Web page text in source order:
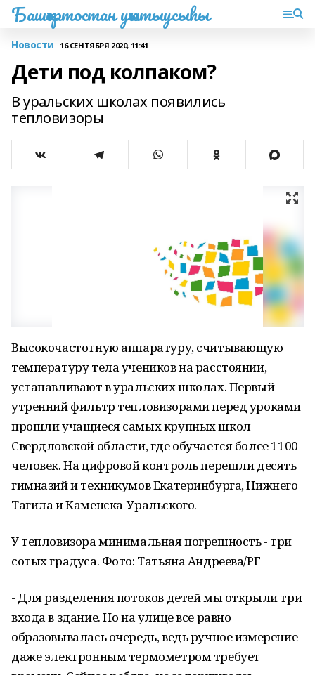
Башҡортостан уҡытыусыһы
Новости 16 СЕНТЯБРЯ 2020, 11:41
Дети под колпаком?
В уральских школах появились
тепловизоры
Высокочастотную аппаратуру, считывающую
температуру тела учеников на расстоянии,
устанавливают в уральских школах. Первый
утренний фильтр тепловизорами перед уроками
прошли учащиеся самых крупных школ
Свердловской области, где обучается более 1100
человек. На цифровой контроль перешли десять
гимназий и техникумов Екатеринбурга, Нижнего
Тагила и Каменска-Уральского.
У тепловизора минимальная погрешность - три
сотых градуса. Фото: Татьяна Андреева/РГ
- Для разделения потоков детей мы открыли три
входа в здание. Но на улице все равно
образовывалась очередь, ведь ручное измерение
даже электронным термометром требует